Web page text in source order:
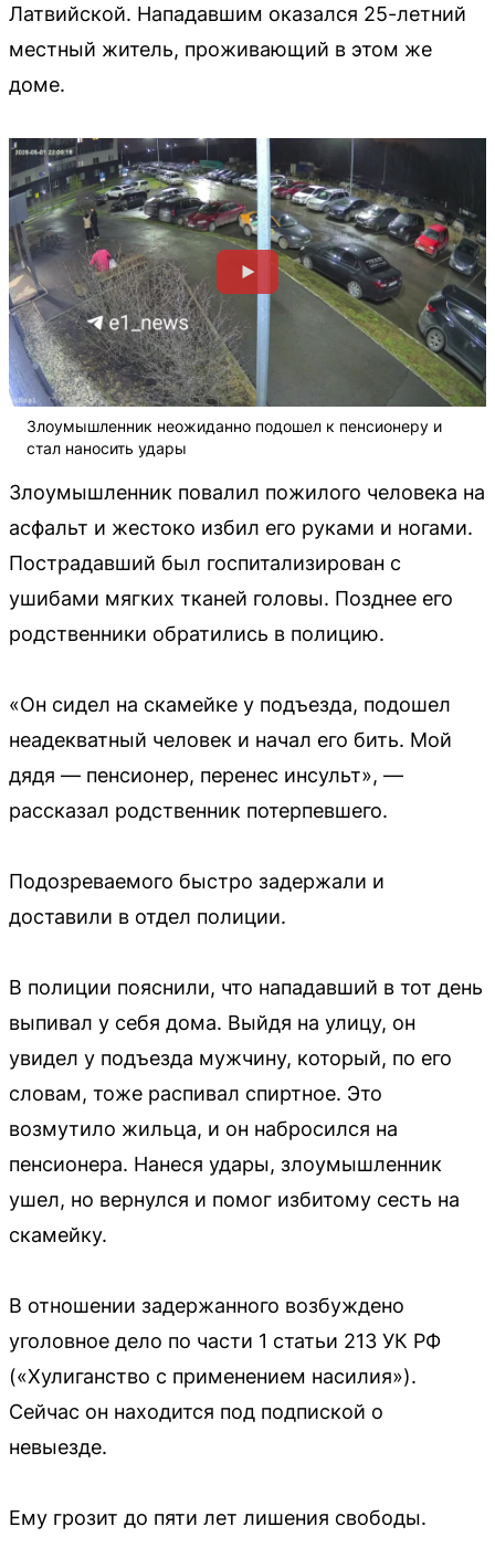
Латвийской. Нападавшим оказался 25-летний
местный житель, проживающий в этом же
доме.
Злоумышленник неожиданно подошел к пенсионеру и
стал наносить удары
Злоумышленник повалил пожилого человека на
асфальт и жестоко избил его руками и ногами.
Пострадавший был госпитализирован с
ушибами мягких тканей головы. Позднее его
родственники обратились в полицию.
«Он сидел на скамейке у подъезда, подошел
неадекватный человек и начал его бить. Мой
дядя — пенсионер, перенес инсульт», —
рассказал родственник потерпевшего.
Подозреваемого быстро задержали и
доставили в отдел полиции.
В полиции пояснили, что нападавший в тот день
выпивал у себя дома. Выйдя на улицу, он
увидел у подъезда мужчину, который, по его
словам, тоже распивал спиртное. Это
возмутило жильца, и он набросился на
пенсионера. Нанеся удары, злоумышленник
ушел, но вернулся и помог избитому сесть на
скамейку.
В отношении задержанного возбуждено
уголовное дело по части 1 статьи 213 УК РФ
(«Хулиганство с применением насилия»).
Сейчас он находится под подпиской о
невыезде.
Ему грозит до пяти лет лишения свободы.